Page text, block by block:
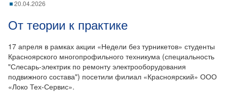
20.04.2026
От теории к практике
17 апреля в рамках акции «Недели без турникетов» студенты
Красноярского многопрофильного техникума (специальность
"Слесарь-электрик по ремонту электрооборудования
подвижного состава") посетили филиал «Красноярский» ООО
«Локо Тех-Сервис».